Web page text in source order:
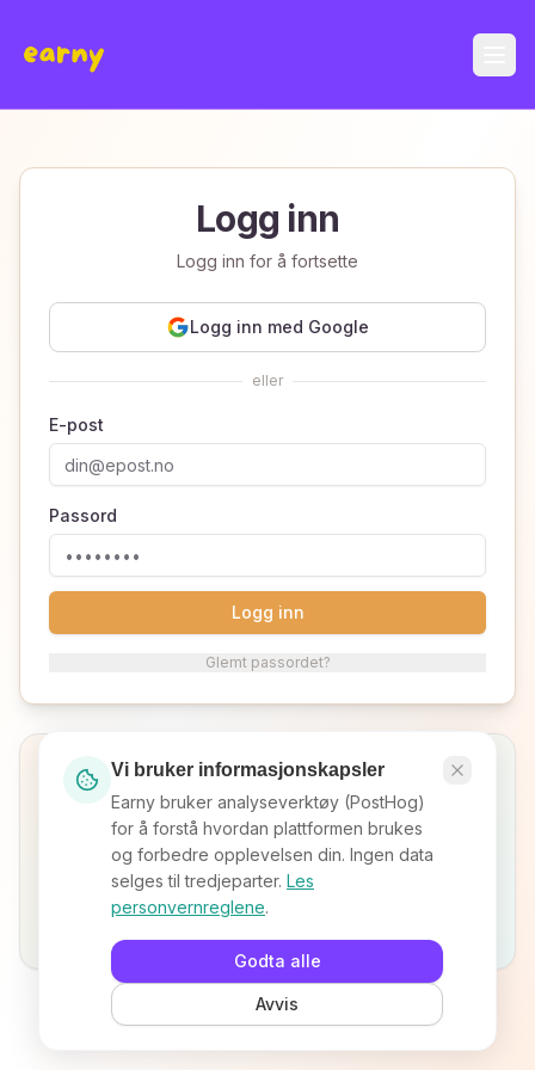
Logg inn
Logg inn for å fortsette
Logg inn med Google
eller
E-post
Passord
Logg inn
Glemt passordet?
Ny på Earny?
Velg hva som beskriver deg best for å komme i gang.
Bli frilanser
Vi bruker informasjonskapsler
Earny bruker analyseverktøy (PostHog)
for å forstå hvordan plattformen brukes
og forbedre opplevelsen din. Ingen data
selges til tredjeparter. Les
personvernreglene.
Godta alle
Avvis